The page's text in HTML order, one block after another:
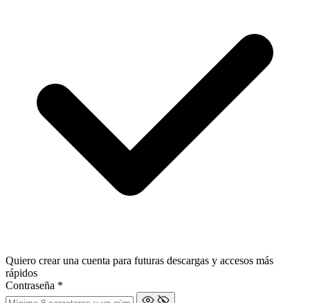
Quiero crear una cuenta para futuras descargas y accesos más
rápidos
Contraseña *